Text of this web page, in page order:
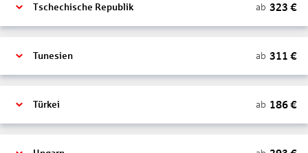
Tschechische Republik ab 323 €
Tunesien ab 311 €
Türkei ab 186€